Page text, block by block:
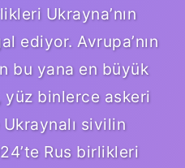
Ukrayna’nın
ediyor. Avrupa’nın
bu yana en büyük
yüz binlerce askeri
sivilin
Rus birlikleri